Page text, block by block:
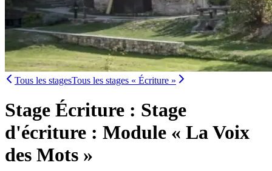
Tous les stagesTous les stages « Écriture »
Stage Écriture : Stage
d'écriture : Module « La Voix
des Mots »